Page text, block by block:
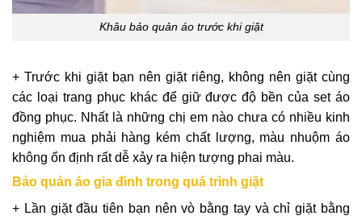
Khâu bảo quản áo trước khi giặt
+ Trước khi giặt bạn nên giặt riêng, không nên giặt cùng
các loại trang phục khác để giữ được độ bền của set áo
đồng phục. Nhất là những chị em nào chưa có nhiều kinh
nghiệm mua phải hàng kém chất lượng, màu nhuộm áo
không ổn định rất dễ xảy ra hiện tượng phai màu.
Bảo quản áo gia đình trong quá trình giặt
+ Lần giặt đầu tiên bạn nên vò bằng tay và chỉ giặt bằng